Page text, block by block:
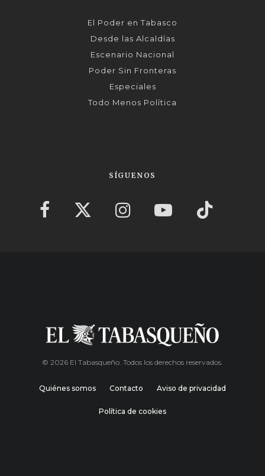
El Poder en Tabasco
Desde las Alcaldías
Escenario Nacional
Poder Sin Fronteras
Especiales
Todo Menos Política
SÍGUENOS
© 2026 El Tabasqueño. Todos los derechos reservados.
Quiénes somos Contacto Aviso de privacidad
Política de cookies